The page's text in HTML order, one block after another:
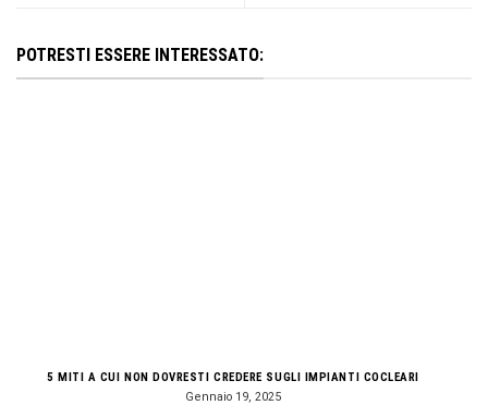
POTRESTI ESSERE INTERESSATO:
5 MITI A CUI NON DOVRESTI CREDERE SUGLI IMPIANTI COCLEARI
Gennaio 19, 2025